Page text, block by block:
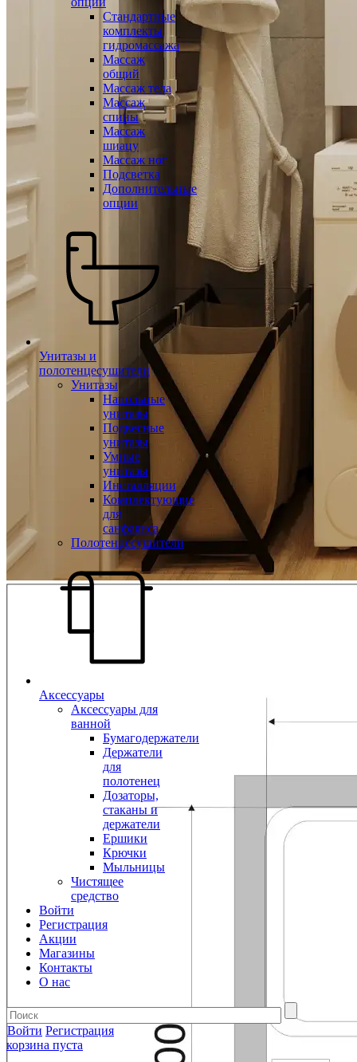
Стандартные
комплекты
гидромассажа
Массаж
общий
Массаж тела
Массаж
спины
Массаж
шиацу
Массаж ног
Подсветка
Дополнительные
опции
Унитазы и
полотенцесушители
Унитазы
Напольные
унитазы
Подвесные
унитазы
Умные
унитазы
Инсталляции
Комплектующие
для
санфаянса
Полотенцесушители
Аксессуары
Аксессуары для
ванной
Бумагодержатели
Держатели
для
полотенец
Дозаторы,
стаканы и
держатели
Ершики
Крючки
Мыльницы
Чистящее
средство
Войти
Регистрация
Акции
Магазины
Контакты
О нас
Войти Регистрация
корзина пуста